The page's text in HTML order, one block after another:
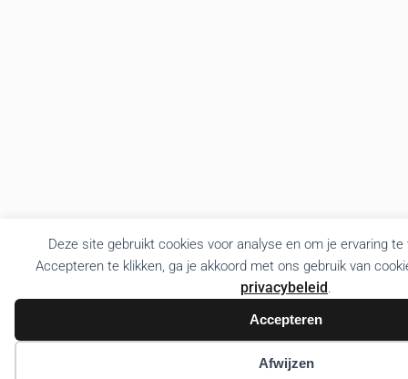
Deze site gebruikt cookies voor analyse en om je ervaring
Accepteren te klikken, ga je akkoord met ons gebruik van
privacybeleid.
Accepteren
Afwijzen